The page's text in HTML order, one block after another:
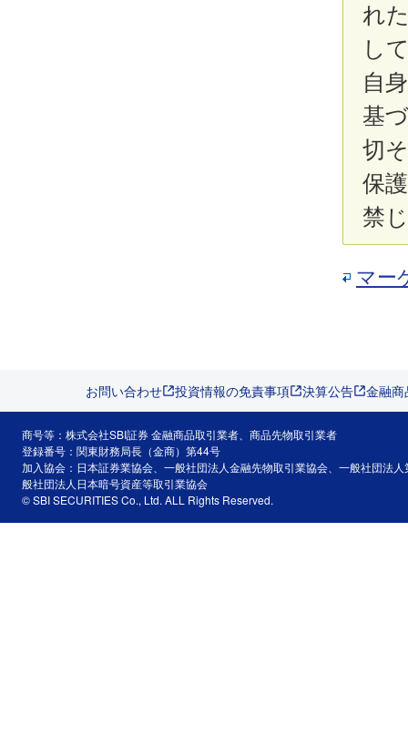
れ
し
自
基
切
保
禁
マー
お問い合わせ 投資情報の免責事項 決算公告 金融
商号等：株式会社SBI証券 金融商品取引業者、商品先物取引業者
登録番号：関東財務局長（金商）第44号
加入協会：日本証券業協会、一般社団法人金融先物取引業協会、一般社団法
般社団法人日本暗号資産等取引業協会
© SBI SECURITIES Co., Ltd. ALL Rights Reserved.